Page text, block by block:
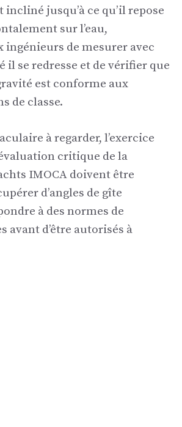
jusqu’à ce qu’il repose
sur l’eau,
ingénieurs de mesurer avec
il se redresse et de vérifier que
est conforme aux
de classe.
à regarder, l’exercice
critique de la
IMOCA doivent être
d’angles de gîte
à des normes de
avant d’être autorisés à